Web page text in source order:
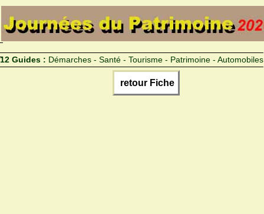
12 Guides : Démarches - Santé - Tourisme - Patrimoine - Automobiles
retour Fiche